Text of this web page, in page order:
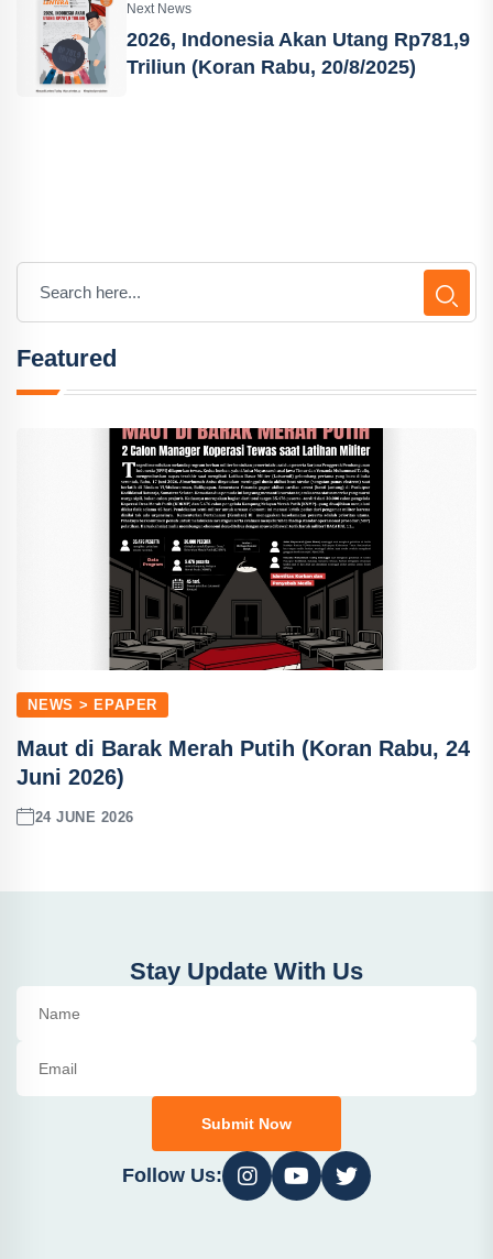
Next News
2026, Indonesia Akan Utang Rp781,9
Triliun (Koran Rabu, 20/8/2025)
Featured
NEWS > EPAPER
Maut di Barak Merah Putih (Koran Rabu, 24
Juni 2026)
24 JUNE 2026
Stay Update With Us
Submit Now
Follow Us: